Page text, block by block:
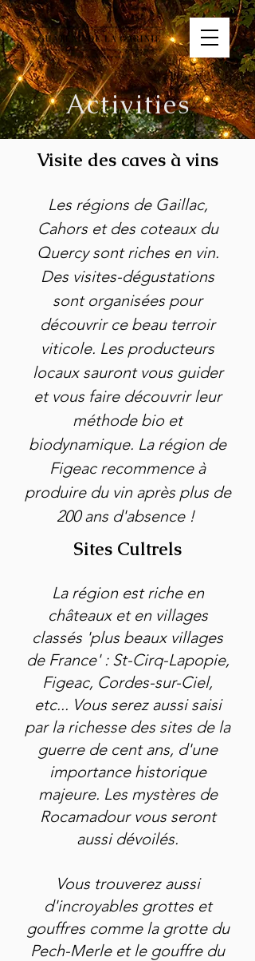
Activities
Visite des caves à vins
Les régions de Gaillac,
Cahors et des coteaux du
Quercy sont riches en vin.
Des visites-dégustations
sont organisées pour
découvrir ce beau terroir
viticole. Les producteurs
locaux sauront vous guider
et vous faire découvrir leur
méthode bio et
biodynamique. La région de
Figeac recommence à
produire du vin après plus de
200 ans d'absence !
Sites Cultrels
La région est riche en
châteaux et en villages
classés 'plus beaux villages
de France' : St-Cirq-Lapopie,
Figeac, Cordes-sur-Ciel,
etc... Vous serez aussi saisi
par la richesse des sites de la
guerre de cent ans, d'une
importance historique
majeure. Les mystères de
Rocamadour vous seront
aussi dévoilés.
Vous trouverez aussi
d'incroyables grottes et
gouffres comme la grotte du
Pech-Merle et le gouffre du